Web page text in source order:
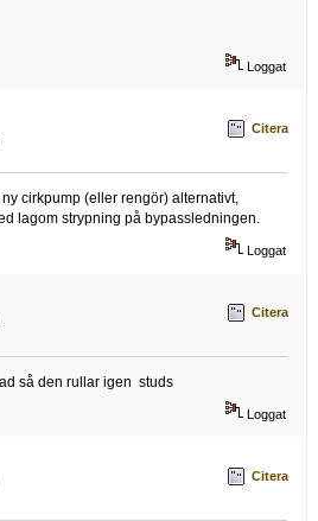
Loggat
Citera
cirkpump (eller rengör) alternativt,
lagom strypning på bypassledningen.
Loggat
Citera
så den rullar igen studs
Loggat
Citera